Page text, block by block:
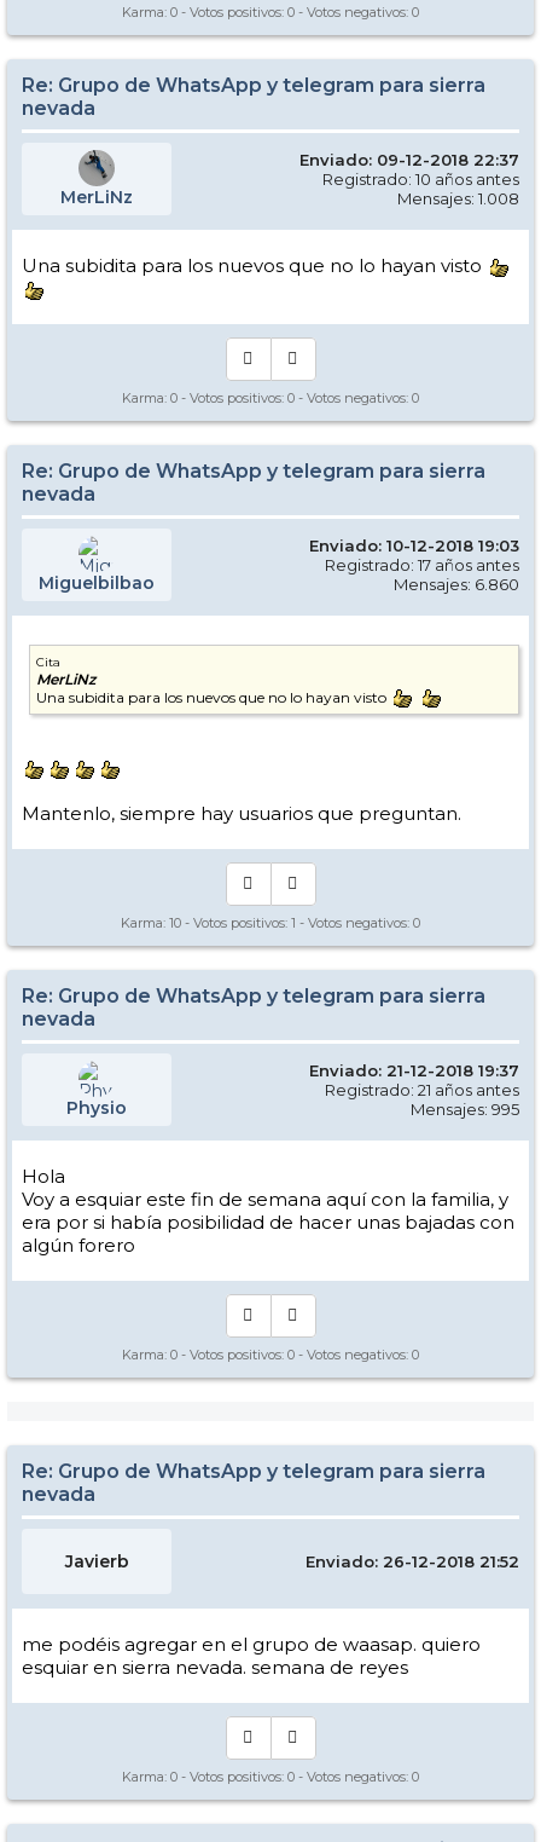
Karma: 0 - Votos positivos: 0 - Votos negativos: 0
Re: Grupo de WhatsApp y telegram para sierra
nevada
MerLiNz
Enviado: 09-12-2018 22:37
Registrado: 10 años antes
Mensajes: 1.008
Una subidita para los nuevos que no lo hayan visto
Karma: 0 - Votos positivos: 0 - Votos negativos: 0
Re: Grupo de WhatsApp y telegram para sierra
nevada
Miguelbilbao
Enviado: 10-12-2018 19:03
Registrado: 17 años antes
Mensajes: 6.860
Cita
MerLiNz
Una subidita para los nuevos que no lo hayan visto
Mantenlo, siempre hay usuarios que preguntan.
Karma: 10 - Votos positivos: 1 - Votos negativos: 0
Re: Grupo de WhatsApp y telegram para sierra
nevada
Physio
Enviado: 21-12-2018 19:37
Registrado: 21 años antes
Mensajes: 995
Hola
Voy a esquiar este fin de semana aquí con la familia, y
era por si había posibilidad de hacer unas bajadas con
algún forero
Karma: 0 - Votos positivos: 0 - Votos negativos: 0
Re: Grupo de WhatsApp y telegram para sierra
nevada
Javierb Enviado: 26-12-2018 21:52
me podéis agregar en el grupo de waasap. quiero
esquiar en sierra nevada. semana de reyes
Karma: 0 - Votos positivos: 0 - Votos negativos: 0